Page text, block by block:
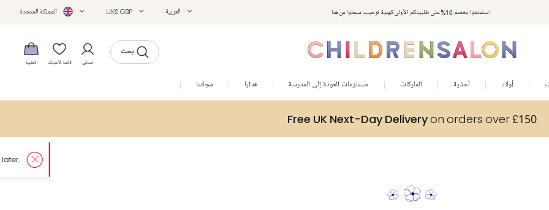
استمتعوا بخصم 10% على طلبيتكم الأولى كهدية ترحيب. سجلوا من هنا
مكافآت تشلدرن صالون | اجمعوا النقاط مع كل عملية شراء لتحصلوا على هدايا حصرية وعروض مصممة خصيصا لتلبي
متطلباتكم
العربية UK£ GBP المملكة المتحدة
بحث
حسابي قائمة الأمنيات الحقيبة
أولاد أحذية الماركات مستلزمات العودة إلى المدرسة هدايا مجلتنا
Free UK Next-Day Deliveryon orders over £150